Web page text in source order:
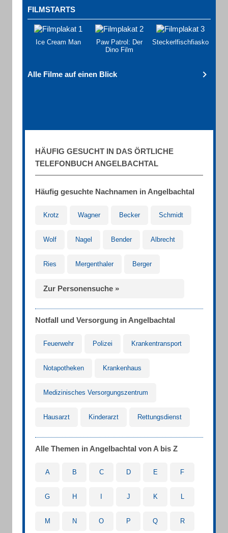
FILMSTARTS
Ice Cream Man
Paw Patrol: Der
Dino Film
Steckerlfischfiasko
Alle Filme auf einen Blick
HÄUFIG GESUCHT IN DAS ÖRTLICHE
TELEFONBUCH ANGELBACHTAL
Häufig gesuchte Nachnamen in Angelbachtal
Krotz Wagner Becker Schmidt
Wolf Nagel Bender Albrecht
Ries Mergenthaler Berger
Zur Personensuche »
Notfall und Versorgung in Angelbachtal
Feuerwehr Polizei Krankentransport
Notapotheken Krankenhaus
Medizinisches Versorgungszentrum
Hausarzt Kinderarzt Rettungsdienst
Alle Themen in Angelbachtal von A bis Z
A B C D E F
G H J K L
M N O P Q R